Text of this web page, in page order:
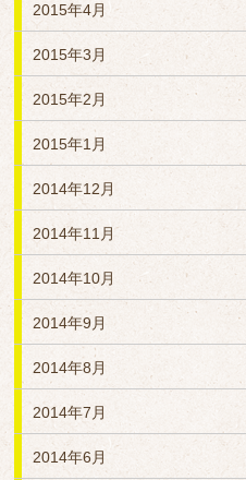
2015年4月
2015年3月
2015年2月
2015年1月
2014年12月
2014年11月
2014年10月
2014年9月
2014年8月
2014年7月
2014年6月